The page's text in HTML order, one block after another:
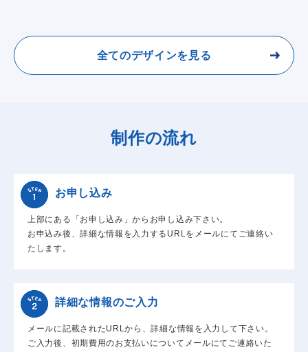
全てのデザインを見る
制作の流れ
お申し込み
上部にある「お申し込み」からお申し込み下さい。
お申込み後、詳細な情報を入力するURLをメールにてご連絡い
たします。
詳細な情報のご入力
メールに記載されたURLから、詳細な情報を入力して下さい。
ご入力後、初期費用のお支払いについてメールにてご連絡いた